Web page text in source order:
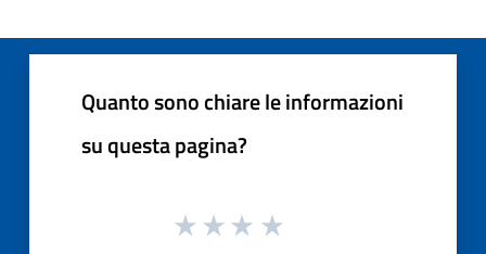
Quanto sono chiare le informazioni
su questa pagina?